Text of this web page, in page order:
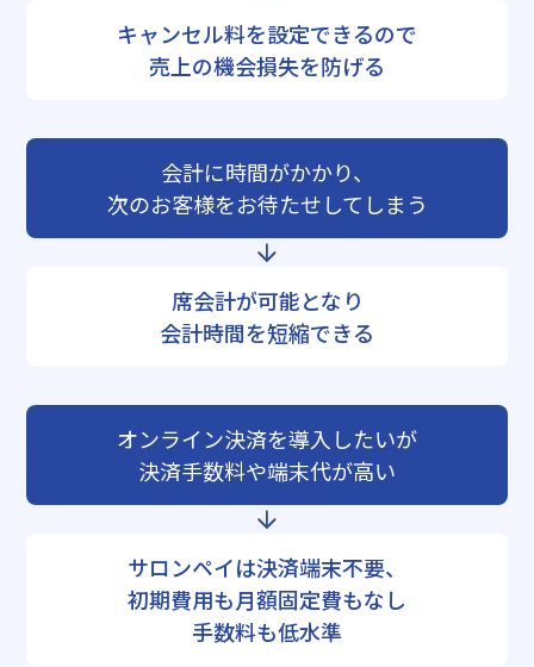
キャンセル料を設定できるので
売上の機会損失を防げる
会計に時間がかかり、
次のお客様をお待たせしてしまう
席会計が可能となり
会計時間を短縮できる
オンライン決済を導入したいが
決済手数料や端末代が高い
サロンペイは決済端末不要、
初期費用も月額固定費もなし
手数料も低水準